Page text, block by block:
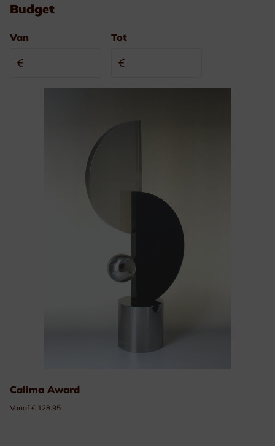
Budget
Van Tot
Calima Award
Vanaf € 128.95